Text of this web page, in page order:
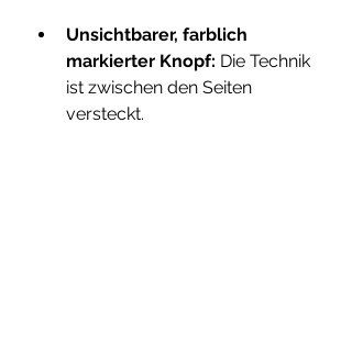
Unsichtbarer, farblich
markierter Knopf: Die Technik
ist zwischen den Seiten
versteckt.